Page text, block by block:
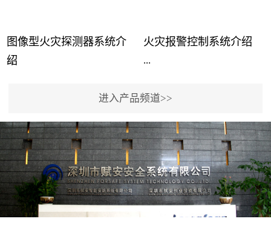
图像型火灾探测器系统介
绍
...
事故频发，传统的火灾探
测方法已无法满足要求。
尤其是目前众多的大型影
剧院、会议展览中心、体
育馆、大型仓库和隧道空
间等，其建筑结构特殊、
火灾报警控制系统介绍
...
用了具有仲裁机制和冗余
校验的总线传输技术、线
路状态检测与保护技术、
后向光电感烟探测技术、
高可靠的系统抗干扰技术
等多项专利技术和专有技
进入产品频道>>